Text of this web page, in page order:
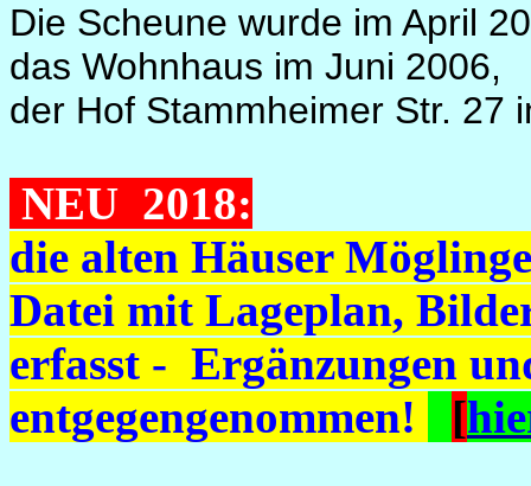
Die Scheune wurde im April
das Wohnhaus im Juni 2006,
der Hof Stammheimer Str. 27
NEU 2018:
die alten Häuser
Datei mit Lageplan,
erfasst - Ergänzungen
entgegengenommen!
[